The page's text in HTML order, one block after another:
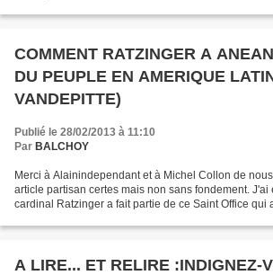
COMMENT RATZINGER A
DU PEUPLE EN AMERIQUE
VANDEPITTE)
Publié le 28/02/2013 à 11:10
Par BALCHOY
Merci à Alainindependant et à Michel Collon de
article partisan certes mais non sans fondement.
cardinal Ratzinger a fait partie de ce Saint Office qui
A LIRE... ET RELIRE :INDIGNEZ-